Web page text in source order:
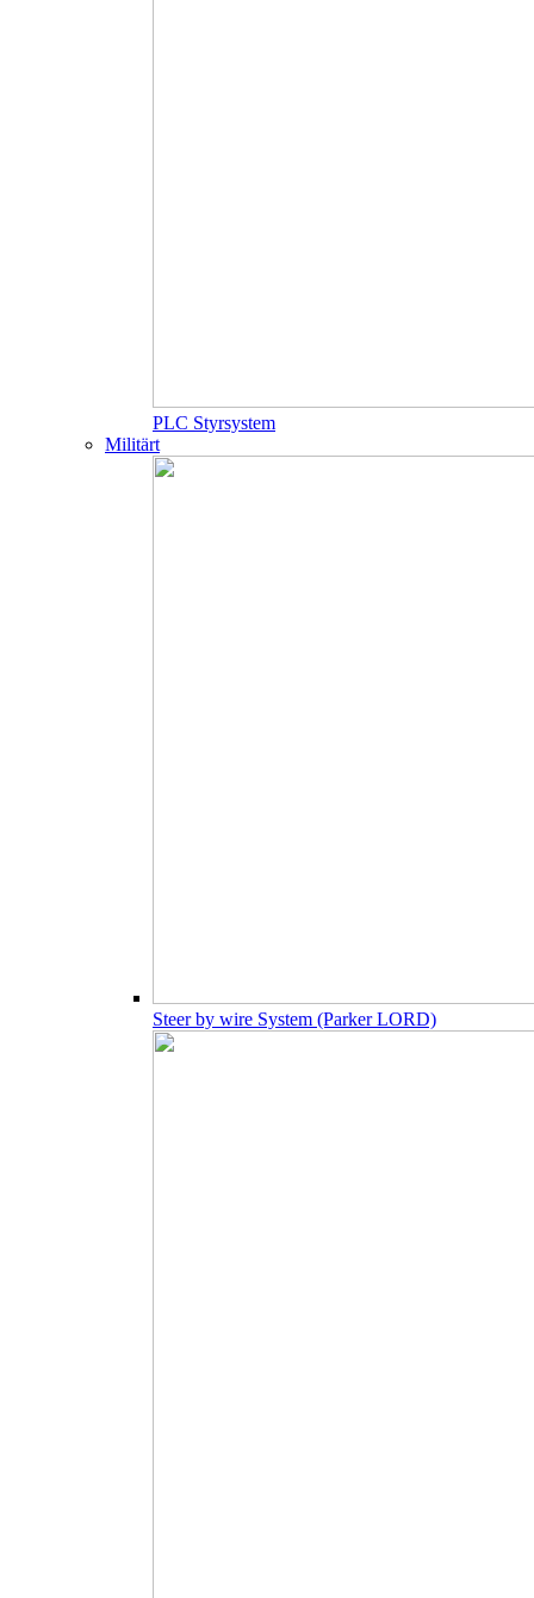
PLC Styrsystem
Militärt
Steer by wire System (Parker LORD)